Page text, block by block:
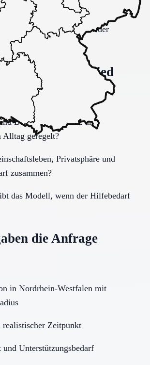
und Kosten vor der
klären.
den Unterschied
Betreuung, Präsenz und
Alltag geregelt?
Privatsphäre und
zusammen?
das Modell, wenn der Hilfebedarf
die Anfrage
in Nordrhein-Westfalen mit
Zeitpunkt
Unterstützungsbedarf